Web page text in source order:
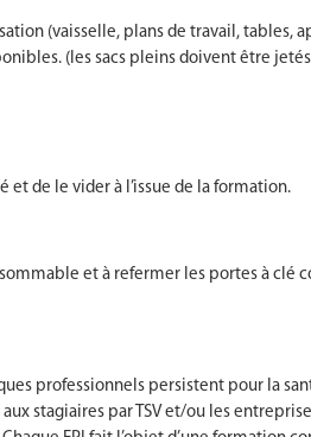
(vaisselle, plans de travail, tables,
(les sacs pleins doivent être
de le vider à l’issue de la formation.
et à refermer les portes à clé
professionnels persistent pour la
stagiaires par TSV et/ou les